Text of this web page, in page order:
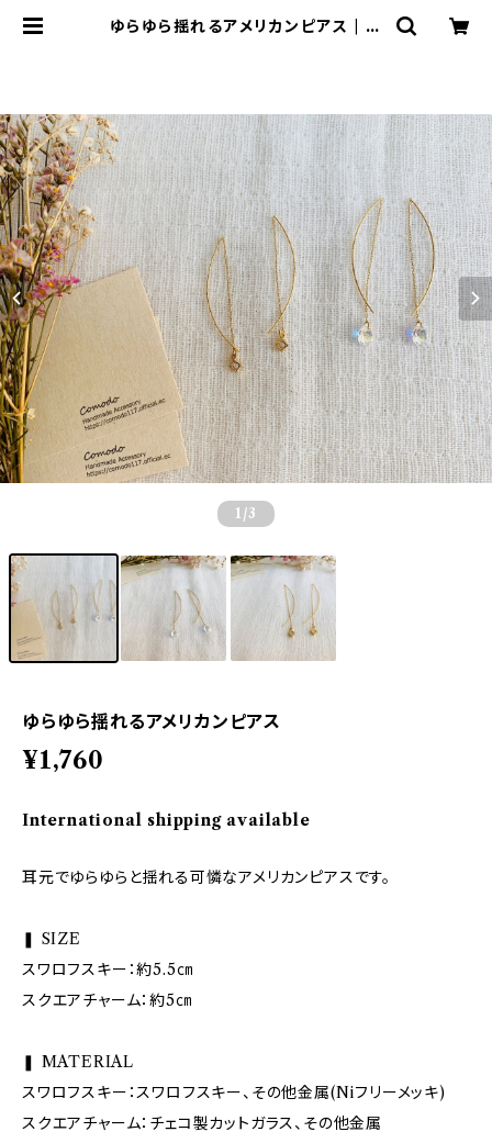
ゆらゆら揺れるアメリカンピアス | 里
1 /3
ゆらゆら揺れるアメリカンピアス
¥1,760
International shipping available
耳元でゆらゆらと揺れる可憐なアメリカンピアスです。
❚ SIZE
スワロフスキー：約5.5㎝
スクエアチャーム：約5㎝
❚ MATERIAL
スワロフスキー：スワロフスキー、その他金属(Niフリーメッキ)
スクエアチャーム：チェコ製カットガラス、その他金属